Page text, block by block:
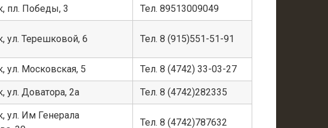
пл. Победы, 3 Тел. 89513009049
ул. Терешковой, 6 Тел. 8 (915)551-51-91
ул. Московская, 5 Тел. 8 (4742) 33-03-27
ул. Доватора, 2а Тел. 8 (4742)282335
ул. Им Генерала
Тел. 8 (4742)787632